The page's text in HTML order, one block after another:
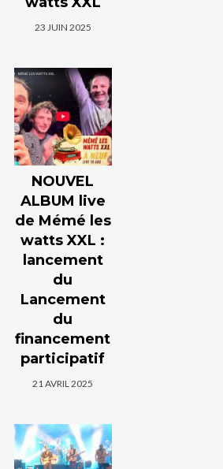
23 JUIN 2025
NOUVEL
ALBUM live
de Mémé les
watts XXL :
lancement
du
Lancement
du
financement
participatif
21 AVRIL 2025